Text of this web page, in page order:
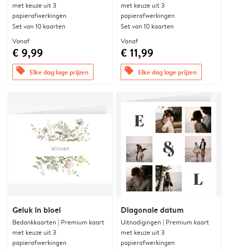
met keuze uit 3
papierafwerkingen
Set van 10 kaarten
Vanaf
€ 9,99
offers Elke dag lage prijzen
met keuze uit 3
papierafwerkingen
Set van 10 kaarten
Vanaf
€ 11,99
offers Elke dag lage prijzen
Geluk in bloei
Bedankkaarten | Premium kaart
met keuze uit 3
papierafwerkingen
Diagonale datum
Uitnodigingen | Premium kaart
met keuze uit 3
papierafwerkingen